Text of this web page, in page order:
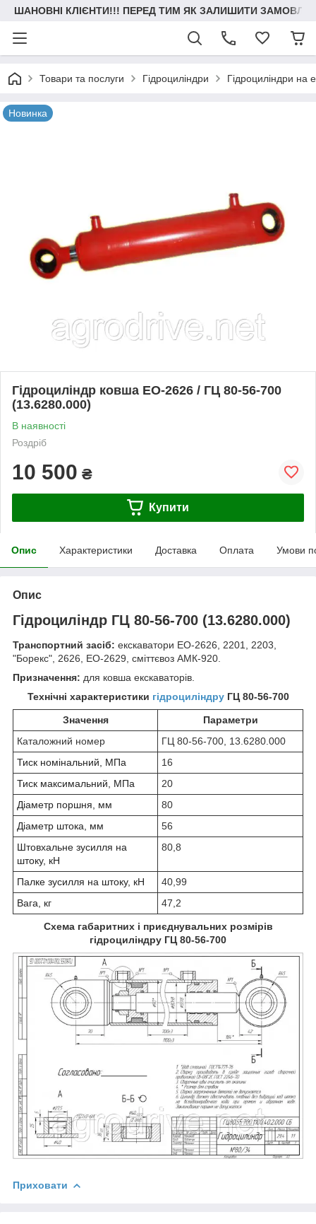
ШАНОВНІ КЛІЄНТИ!!! ПЕРЕД ТИМ ЯК ЗАЛИШИТИ
Товари та послуги Гідроциліндри Гідроциліндри на
Новинка
Гідроциліндр ковша ЕО-2626 / ГЦ 80-56-700
(13.6280.000)
В наявності
Роздріб
10 500 ₴
Купити
Опис Характеристики Доставка Оплата Умови
Опис
Гідроциліндр ГЦ 80-56-700 (13.6280.000)
Транспортний засіб: екскаватори ЕО-2626, 2201, 2203,
"Борекс", 2626, ЕО-2629, сміттєвоз АМК-920.
Призначення: для ковша екскаваторів.
Технічні характеристики гідроциліндру ГЦ 80-56-700
Значення
Параметри
Каталожний номер
ГЦ 80-56-700, 13.6280.000
Тиск номінальний, МПа
16
Тиск максимальний, МПа
20
Діаметр поршня, мм
80
Діаметр штока, мм
56
Штовхальне зусилля на
штоку, кН
80,8
Палке зусилля на штоку, кН
40,99
Вага, кг
47,2
Схема габаритних і приєднувальних розмірів
гідроциліндру ГЦ 80-56-700
Приховати